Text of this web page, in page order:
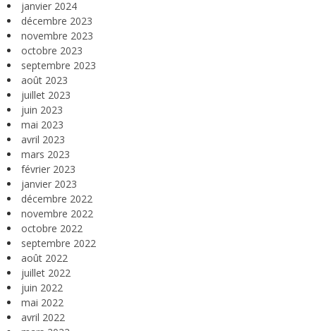
janvier 2024
décembre 2023
novembre 2023
octobre 2023
septembre 2023
août 2023
juillet 2023
juin 2023
mai 2023
avril 2023
mars 2023
février 2023
janvier 2023
décembre 2022
novembre 2022
octobre 2022
septembre 2022
août 2022
juillet 2022
juin 2022
mai 2022
avril 2022